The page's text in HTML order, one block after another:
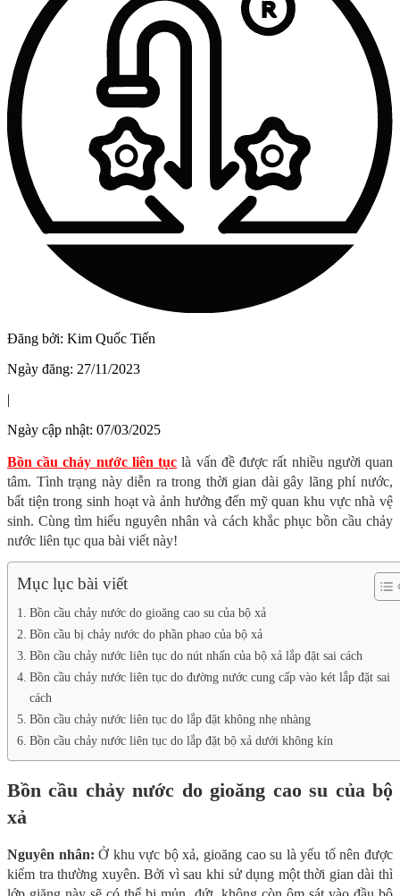
Vật Liệu Nước
Thiết Bị Nước STIEBEL ELTRON
Thiết Bị Nước TÂN Á ĐẠI THÀNH
Đăng bởi: Kim Quốc Tiến
Ngày đăng: 27/11/2023
|
Ngày cập nhật: 07/03/2025
Bồn cầu chảy nước liên tục là vấn đề được rất nhiều người quan
tâm. Tình trạng này diễn ra trong thời gian dài gây lãng phí nước,
bất tiện trong sinh hoạt và ảnh hưởng đến mỹ quan khu vực nhà vệ
sinh. Cùng tìm hiểu nguyên nhân và cách khắc phục bồn cầu chảy
nước liên tục qua bài viết này!
Mục lục bài viết
Bồn cầu chảy nước do gioăng cao su của bộ xả
Bồn cầu bị chảy nước do phần phao của bộ xả
Bồn cầu chảy nước liên tục do nút nhấn của bộ xả lắp đặt sai cách
Bồn cầu chảy nước liên tục do đường nước cung cấp vào két lắp đặt sai
cách
Bồn cầu chảy nước liên tục do lắp đặt không nhẹ nhàng
Bồn cầu chảy nước liên tục do lắp đặt bộ xả dưới không kín
Bồn cầu chảy nước do gioăng cao su của bộ
xả
Nguyên nhân: Ở khu vực bộ xả, gioăng cao su là yếu tố nên được
kiểm tra thường xuyên. Bởi vì sau khi sử dụng một thời gian dài thì